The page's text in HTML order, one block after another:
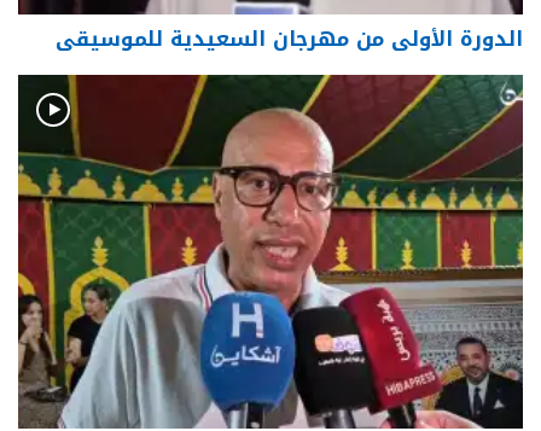
الدورة الأولى من مهرجان السعيدية للموسيقى